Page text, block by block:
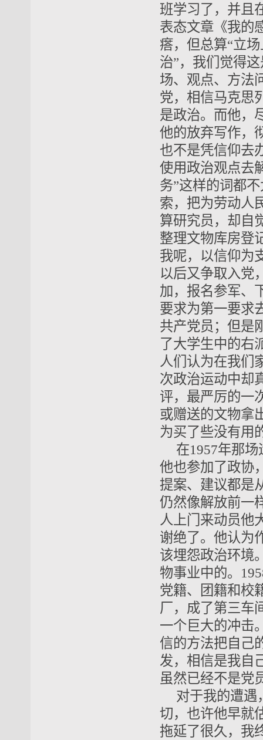
班学习了，并且
表态文章《我的
瘩，但总算“立
治”，我们觉得
场、观点、方法
党，相信马克思
是政治。而他，
他的放弃写作，
也不是凭信仰去
使用政治观点去
务”这样的词都
索，把为劳动人
算研究员，却自
整理文物库房登
我呢，以信仰为
以后又争取入党
加，报名参军、
要求为第一要求
共产党员；但是
了大学生中的右
人们认为在我们
次政治运动中却
评，最严厉的一
或赠送的文物拿
为买了些没有用
在1957年那
他也参加了政协
提案、建议都是
仍然像解放前一
人上门来动员他
谢绝了。他认为
该埋怨政治环境
物事业中的。
党籍、团籍和校
厂，成了第三车
一个巨大的冲击
信的方法把自己
发，相信是我自
虽然已经不是党
对于我的遭遇
切，也许他早就
拖延了很久，我